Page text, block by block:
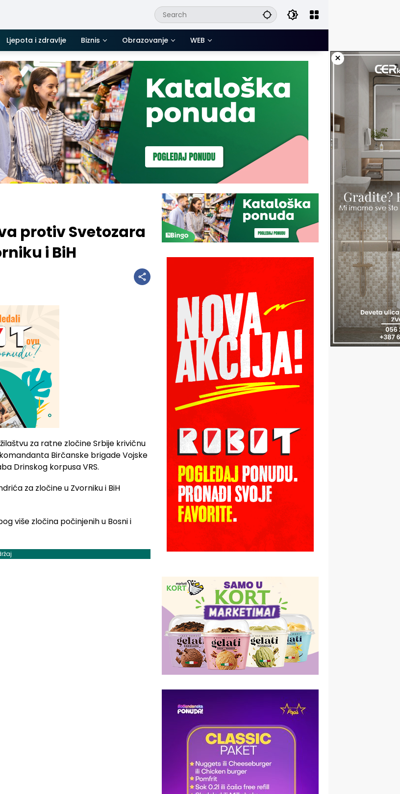
Ljepota i zdravlje Biznis Obrazovanje WEB
×
protiv Svetozara
i BiH
za ratne zločine Srbije krivičnu
Birčanske brigade Vojske
Drinskog korpusa VRS.
više zločina počinjenih u Bosni i